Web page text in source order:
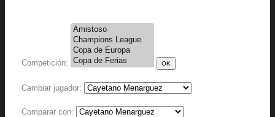
Competición:
Cambiar jugador:
Comparar con: